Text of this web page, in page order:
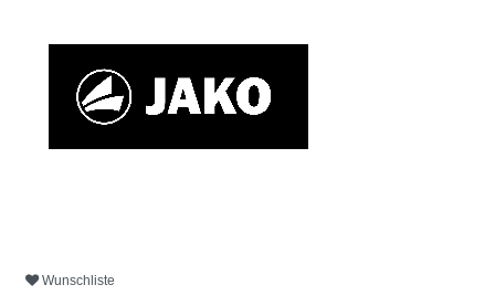
Wunschliste